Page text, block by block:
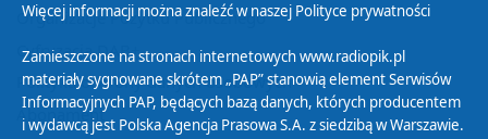
Organizacje Pożytku Publicznego
Cyfryzacja DAB+
Polityka ochrony danych osobowych
Abonament
Więcej informacji można znaleźć w naszej Polityce prywatności
Zamieszczone na stronach internetowych www.radiopik.pl
materiały sygnowane skrótem „PAP” stanowią element Serwisów
Informacyjnych PAP, będących bazą danych, których producentem
i wydawcą jest Polska Agencja Prasowa S.A. z siedzibą w Warszawie.